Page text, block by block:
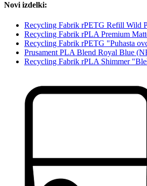
Novi izdelki:
Recycling Fabrik rPETG Refill Wild
Recycling Fabrik rPLA Premium
Recycling Fabrik rPETG "Puhasta
Prusament PLA Blend Royal Blue
Recycling Fabrik rPLA Shimmer